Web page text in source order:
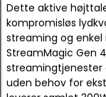
Dette aktive
kompromisløs
streaming og
StreamMagic Gen
streamingtjenester
uden behov for